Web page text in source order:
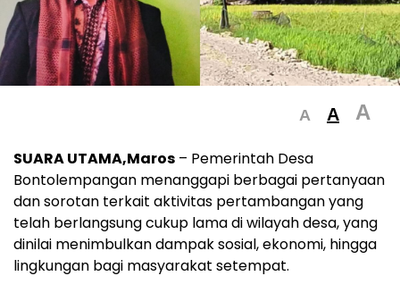
A A A
SUARA UTAMA,Maros – Pemerintah Desa
Bontolempangan menanggapi berbagai pertanyaan
dan sorotan terkait aktivitas pertambangan yang
telah berlangsung cukup lama di wilayah desa, yang
dinilai menimbulkan dampak sosial, ekonomi, hingga
lingkungan bagi masyarakat setempat.